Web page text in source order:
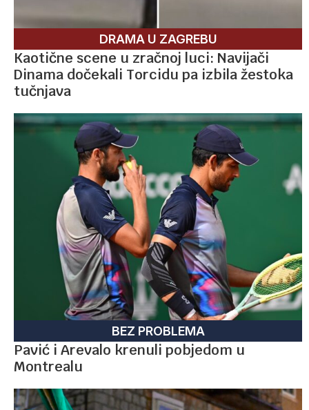
DRAMA U ZAGREBU
Kaotične scene u zračnoj luci: Navijači
Dinama dočekali Torcidu pa izbila žestoka
tučnjava
BEZ PROBLEMA
Pavić i Arevalo krenuli pobjedom u
Montrealu